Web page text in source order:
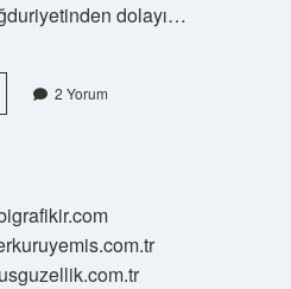
dolayı…
2 Yorum